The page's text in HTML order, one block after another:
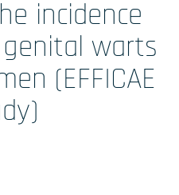
DMs / Conseil règlementaire
incidence
warts
(EFFICAE